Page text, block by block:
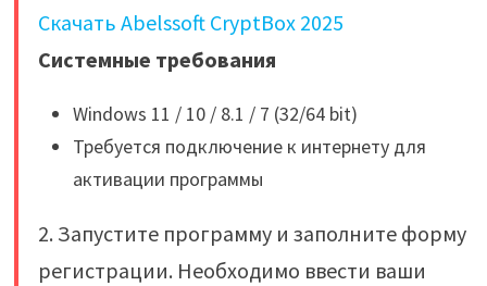
Скачать Abelssoft CryptBox 2025
Системные требования
Windows 11 / 10 / 8.1 / 7 (32/64 bit)
Требуется подключение к интернету для
активации программы
2. Запустите программу и заполните форму
регистрации. Необходимо ввести ваши